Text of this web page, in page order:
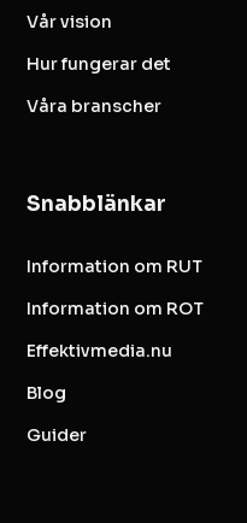
Vår vision
Hur fungerar det
Våra branscher
Snabblänkar
Information om RUT
Information om ROT
Effektivmedia.nu
Blog
Guider